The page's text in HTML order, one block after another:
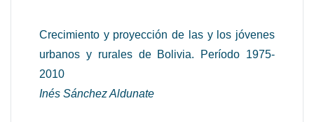
Crecimiento y proyección de las y los jóvenes
urbanos y rurales de Bolivia. Período 1975-
2010
Inés Sánchez Aldunate